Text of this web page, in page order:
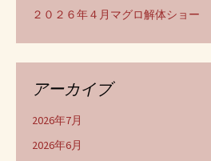
２０２６年４月マグロ解体ショー
アーカイブ
2026年7月
2026年6月